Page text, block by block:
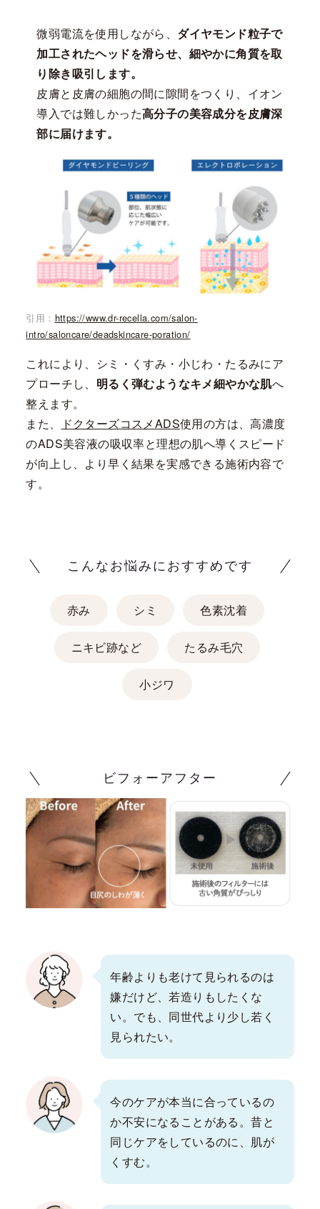
微弱電流を使用しながら、 ダイヤモンド粒子で
加工されたヘッドを滑らせ、細やかに角質を取
り除き吸引します。
皮膚と皮膚の細胞の間に隙間をつくり、イオン
導入では難しかった高分子の美容成分を皮膚深
部に届けます。
引用： https://www.dr-recella.com/salon-
intro/saloncare/deadskincare-poration/
これにより、シミ・くすみ・小じわ・たるみにア
プローチし、 明るく弾むようなキメ細やかな肌へ
整えます。
また、
ドクターズコスメADS使用の方は、高濃度
のADS美容液の吸収率と理想の肌へ導くスピード
が向上し、より早く結果を実感できる施術内容で
す。
こんなお悩みにおすすめです
赤み シミ 色素沈着
ニキビ跡など たるみ毛穴
小ジワ
ビフォーアフター
年齢よりも老けて見られるのは
嫌だけど、若造りもしたくな
い。でも、同世代より少し若く
見られたい。
今のケアが本当に合っているの
か不安になることがある。昔と
同じケアをしているのに、肌が
くすむ。